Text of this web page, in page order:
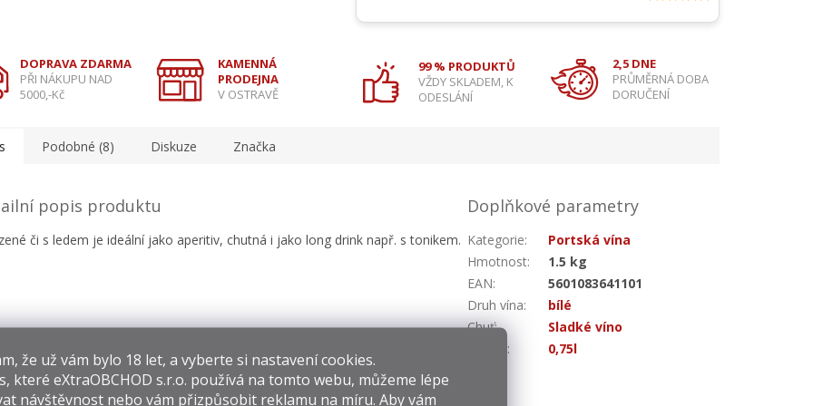
že už vám bylo 18 let, a vyberte si nastavení cookies.
které eXtraOBCHOD s.r.o. používá na tomto webu, můžeme lépe
návštěvnost nebo vám přizpůsobit reklamu na míru. Aby vám
DOPRAVA ZDARMA
PŘI NÁKUPU NAD
5000,-Kč
KAMENNÁ
PRODEJNA
V OSTRAVĚ
99 % PRODUKTŮ
VŽDY SKLADEM, K
ODESLÁNÍ
2,5 DNE
PRŮMĚRNÁ DOBA
DORUČENÍ
Podobné (8) Diskuze Značka
popis produktu
či s ledem je ideální jako aperitiv, chutná i jako long drink např. s tonikem.
Doplňkové parametry
Kategorie:
Portská vína
Hmotnost:
1.5 kg
EAN:
5601083641101
Druh vína:
bílé
Chuť:
Sladké víno
: 0,75l